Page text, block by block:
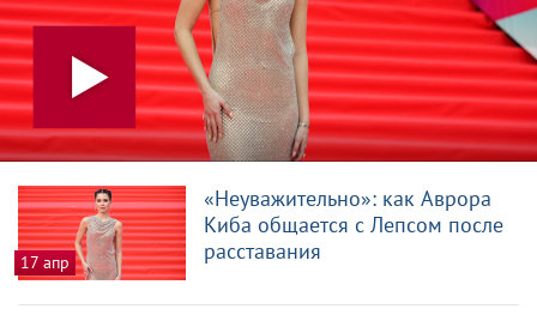
17 апр
«Неуважительно»: как Аврора
Киба общается с Лепсом после
расставания